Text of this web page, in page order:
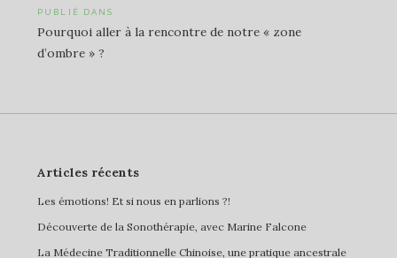
Navigation
de
PUBLIÉ DANS
Pourquoi aller à la rencontre de notre « zone
d’ombre » ?
Articles récents
Les émotions! Et si nous en parlions ?!
Découverte de la Sonothérapie, avec Marine Falcone
La Médecine Traditionnelle Chinoise, une pratique ancestrale